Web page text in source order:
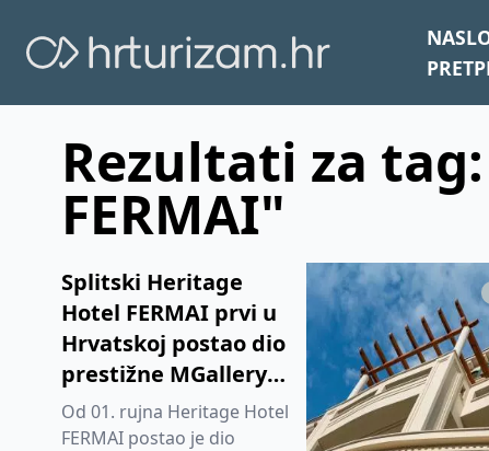
Rezultati za
FERMAI"
Splitski Heritage
Hotel FERMAI prvi u
Hrvatskoj postao dio
prestižne MGallery
grupe
Od 01. rujna Heritage Hotel
FERMAI postao je dio